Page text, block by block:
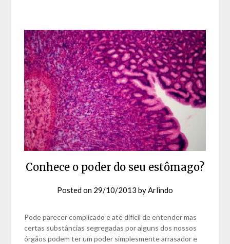
Conhece o poder do seu estômago?
Posted on 29/10/2013 byArlindo
Pode parecer complicado e até difícil de entender mas
certas substâncias segregadas por alguns dos nossos
órgãos podem ter um poder simplesmente arrasador e